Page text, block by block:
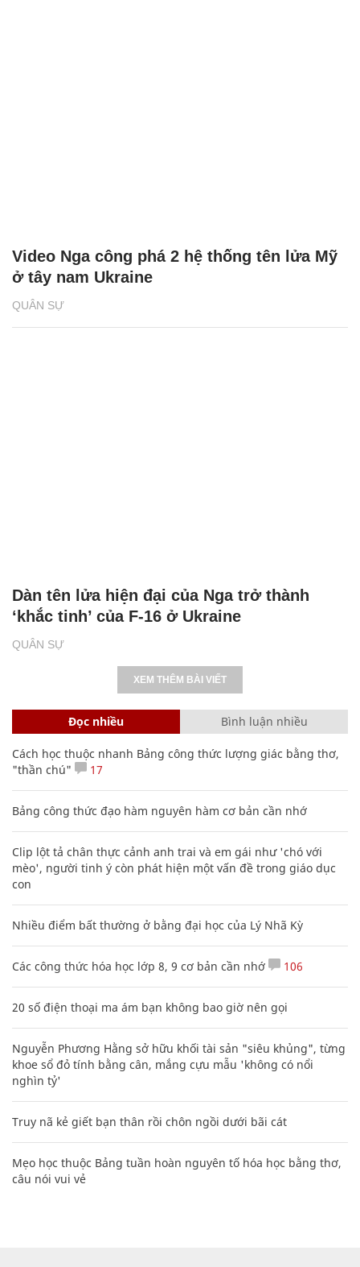
QUÂN SỰ
Video Nga công phá 2 hệ thống tên lửa Mỹ
ở tây nam Ukraine
QUÂN SỰ
Dàn tên lửa hiện đại của Nga trở thành
‘khắc tinh’ của F-16 ở Ukraine
XEM THÊM BÀI VIẾT
Đọc nhiều Bình luận nhiều
Cách học thuộc nhanh Bảng công thức lượng giác bằng thơ,
"thần chú"
17
Bảng công thức đạo hàm nguyên hàm cơ bản cần nhớ
Clip lột tả chân thực cảnh anh trai và em gái như 'chó với
mèo', người tinh ý còn phát hiện một vấn đề trong giáo dục
con
Nhiều điểm bất thường ở bằng đại học của Lý Nhã Kỳ
Các công thức hóa học lớp 8, 9 cơ bản cần nhớ 106
20 số điện thoại ma ám bạn không bao giờ nên gọi
Nguyễn Phương Hằng sở hữu khối tài sản "siêu khủng", từng
khoe sổ đỏ tính bằng cân, mắng cựu mẫu 'không có nổi
nghìn tỷ'
Truy nã kẻ giết bạn thân rồi chôn ngồi dưới bãi cát
Mẹo học thuộc Bảng tuần hoàn nguyên tố hóa học bằng thơ,
câu nói vui vẻ